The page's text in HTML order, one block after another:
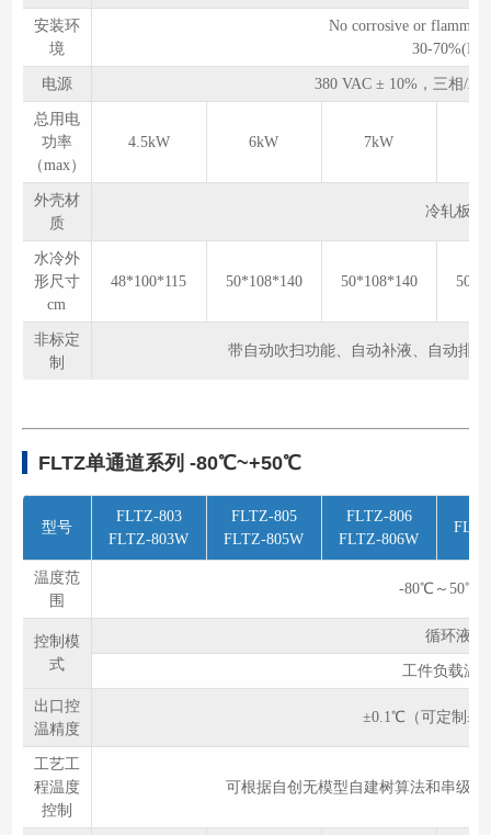
安装环
境
No corrosive or
30-70%(No
电源 380 VAC ± 10%，三相/
总用电
功率
（max）
4.5kW 6kW 7kW
外壳材
质
冷轧板喷
水冷外
形尺寸
cm
48*100*115 50*108*140 50*108*140
非标定
制
带自动吹扫功能、自动补液、自动排
FLTZ单通道系列 -80℃~+50℃
型号
FLTZ-803
FLTZ-803W
FLTZ-805
FLTZ-805W
FLTZ-806
FLTZ-806W
温度范
围
-80℃～50℃(
控制模
式
循环液出
工件负载温
出口控
温精度
±0.1℃（可定制
工艺工
程温度
控制
可根据自创无模型自建树算法和串级